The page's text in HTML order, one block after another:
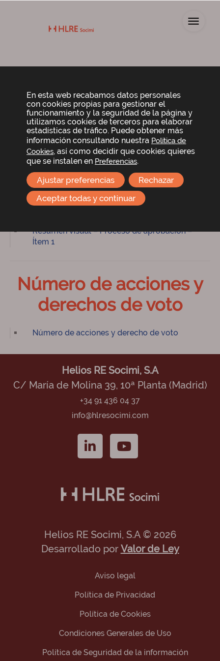
acuerdos
Propuesta de acuerdos
Informes
Informe de capital autorizado
Resumen visual – Proceso de aprobación –
Ítem 1
Número de acciones y
derechos de voto
Número de acciones y derecho de voto
Helios RE Socimi, S.A
C/ María de Molina 39, 10ª Planta (Madrid)
+34 91 436 04 37
info@hlresocimi.com
Helios RE Socimi, S.A © 2026
Desarrollado por Valor de Ley
Aviso legal
Política de Privacidad
Política de Cookies
Condiciones Generales de Uso
Política de Seguridad de la información
En esta web recabamos datos personales
con cookies propias para gestionar el
funcionamiento y la seguridad de la página y
utilizamos cookies de terceros para elaborar
estadísticas de tráfico. Puede obtener más
información consultando nuestra Política de
Cookies, así como decidir que cookies quieres
que se instalen en Preferencias.
Aceptar todas y continuar
Rechazar
Ajustar preferencias